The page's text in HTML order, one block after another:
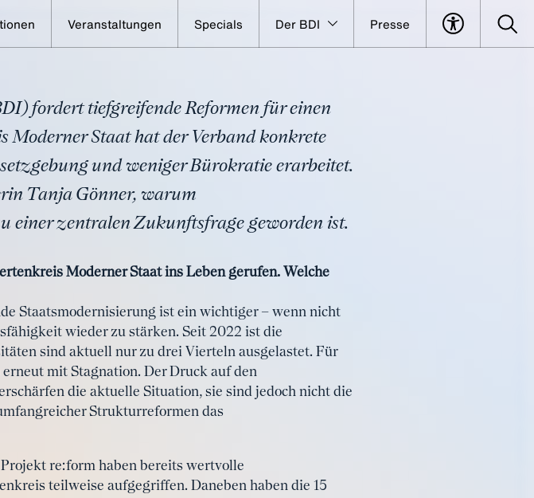
Veranstaltungen Specials Der BDI Presse
fordert tiefgreifende Reformen für einen
Moderner Staat hat der Verband konkrete
und weniger Bürokratie erarbeitet.
Tanja Gönner, warum
einer zentralen Zukunftsfrage geworden ist.
Moderner Staat ins Leben gerufen. Welche
Staatsmodernisierung ist ein wichtiger – wenn nicht
wieder zu stärken. Seit 2022 ist die
sind aktuell nur zu drei Vierteln ausgelastet. Für
mit Stagnation. Der Druck auf den
die aktuelle Situation, sie sind jedoch nicht die
Strukturreformen das
re:form haben bereits wertvolle
teilweise aufgegriffen. Daneben haben die 15